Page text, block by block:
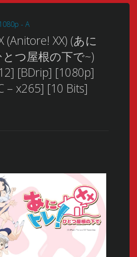
- A
(Anitore! XX) (あに
とつ屋根の下で~)
[BDrip] [1080p]
– x265] [10 Bits]